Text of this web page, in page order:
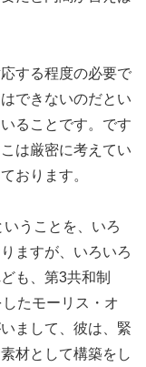
する程度の必要で
できないのだとい
ることです。です
は厳密に考えてい
おります。
うことを、いろ
ますが、いろいろ
も、第3共和制
たモーリス・オ
まして、彼は、緊
材として構築をし